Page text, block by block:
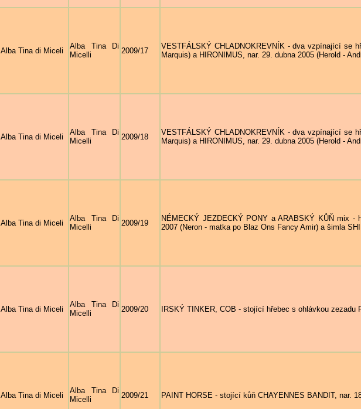
Alba Tina di Miceli
Alba Tina Di
Micelli
2009/17
VESTFÁLSKÝ CHLADNOKREVNÍK - dva vzpínající se
Marquis) a HIRONIMUS, nar. 29. dubna 2005 (Herold -
Alba Tina di Miceli
Alba Tina Di
Micelli
2009/18
VESTFÁLSKÝ CHLADNOKREVNÍK - dva vzpínající se
Marquis) a HIRONIMUS, nar. 29. dubna 2005 (Herold -
Alba Tina di Miceli
Alba Tina Di
Micelli
2009/19
NÉMECKÝ JEZDECKÝ PONY a ARABSKÝ KŮŇ mix -
2007 (Neron - matka po Blaz Ons Fancy Amir) a šimla
Alba Tina di Miceli
Alba Tina Di
Micelli
2009/20 IRSKÝ TINKER, COB - stojící hřebec s ohlávkou zezadu
Alba Tina di Miceli
Alba Tina Di
Micelli
2009/21 PAINT HORSE - stojící kůň CHAYENNES BANDIT, nar.